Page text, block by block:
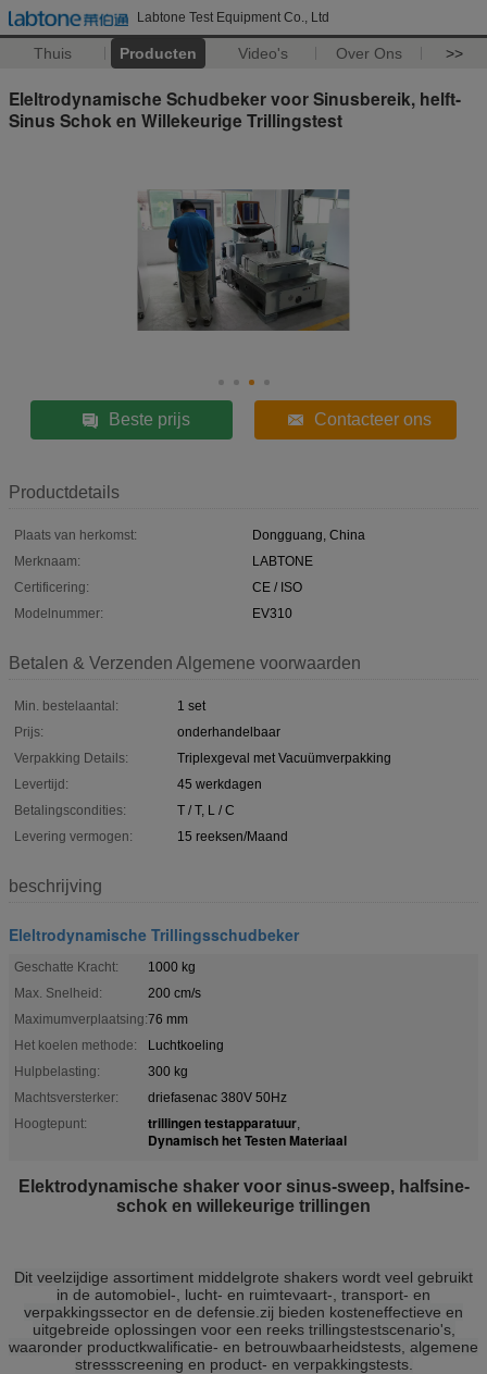
Labtone Test Equipment Co., Ltd
Thuis Producten Video's Over Ons >>
Eleltrodynamische Schudbeker voor Sinusbereik, helft-
Sinus Schok en Willekeurige Trillingstest
Beste prijs Contacteer ons
Productdetails
Plaats van herkomst:
Dongguang, China
Merknaam:
LABTONE
Certificering:
CE / ISO
Modelnummer:
EV310
Betalen & Verzenden Algemene voorwaarden
Min. bestelaantal:
1 set
Prijs:
onderhandelbaar
Verpakking Details:
Triplexgeval met Vacuümverpakking
Levertijd:
45 werkdagen
Betalingscondities:
T / T, L / C
Levering vermogen:
15 reeksen/Maand
beschrijving
Eleltrodynamische Trillingsschudbeker
Geschatte Kracht:
1000 kg
Max. Snelheid:
200 cm/s
Maximumverplaatsing:76 mm
Het koelen methode:
Luchtkoeling
Hulpbelasting:
300 kg
Machtsversterker:
driefasenac 380V 50Hz
Hoogtepunt:
trillingen testapparatuur,
Dynamisch het Testen Materiaal
Elektrodynamische shaker voor sinus-sweep, halfsine-
schok en willekeurige trillingen
Dit veelzijdige assortiment middelgrote shakers wordt veel gebruikt
in de automobiel-, lucht- en ruimtevaart-, transport- en
verpakkingssector en de defensie.zij bieden kosteneffectieve en
uitgebreide oplossingen voor een reeks trillingstestscenario's,
waaronder productkwalificatie- en betrouwbaarheidstests, algemene
stressscreening en product- en verpakkingstests.